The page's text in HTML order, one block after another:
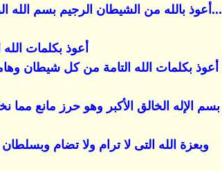
...أعوذ بالله من الشيطان الرجيم بسم
أعوذ بكلمات
أعوذ بكلمات الله التامة من كل شيطان
بسم الإله الخالق الأكبر وهو حرز مانع مما
وبعزة الله التى لا ترام ولا تضام